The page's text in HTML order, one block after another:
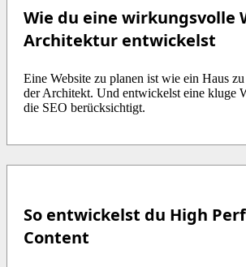
Wie du eine wirkungsvolle
Architektur entwickelst
Eine Website zu planen ist wie ein Haus
der Architekt. Und entwickelst eine kluge
die SEO berücksichtigt.
So entwickelst du High
Content